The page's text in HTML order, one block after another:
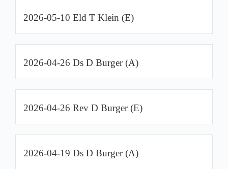
2026-05-10 Eld T Klein (E)
2026-04-26 Ds D Burger (A)
2026-04-26 Rev D Burger (E)
2026-04-19 Ds D Burger (A)